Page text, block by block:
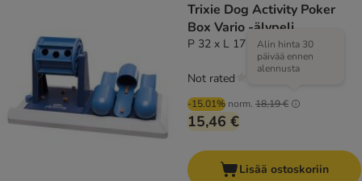
Trixie Dog Activity Poker
Box Vario -älypeli
P 32 x L 17 x K 17 cm
-15.01% norm. 18,19 €
Alin hinta 30
päivää ennen
alennusta
15,46 €
Not rated
Lisää ostoskoriin